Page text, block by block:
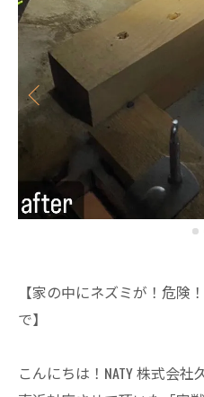
【家の中にネズミが！危険
で】
こんにちは！NATY 株式会社